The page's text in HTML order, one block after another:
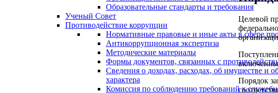
Образовательные стандарты и требования
Ученый Совет
Противодействие коррупции
Нормативные правовые и иные акты в сфере
Антикоррупционная экспертиза
Методические материалы
Формы документов, связанных с
Сведения о доходах, расходах, об имуществе и
характера
Комиссия по соблюдению требований к
Целевой
Порядок